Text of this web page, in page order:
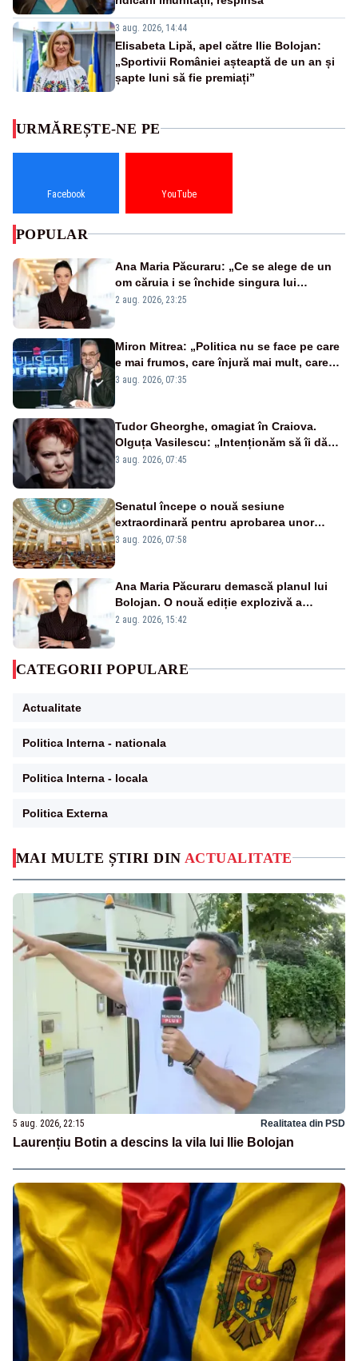
3 aug. 2026, 14:44
Elisabeta Lipă, apel către Ilie Bolojan:
„Sportivii României așteaptă de un an și
șapte luni să fie premiați”
MAI MULTE ȘTIRI DIN ACTUALITATE
5 aug. 2026, 22:15 Realitatea din PSD
Laurențiu Botin a descins la vila lui Ilie Bolojan
URMĂREȘTE-NE PE
Facebook YouTube
POPULAR
Ana Maria Păcuraru: „Ce se alege de un
om căruia i se închide singura lui
portiță?”
2 aug. 2026, 23:25
Miron Mitrea: „Politica nu se face pe care
e mai frumos, care înjură mai mult, care
țipă mai tare, ci pe proiecte”
3 aug. 2026, 07:35
Tudor Gheorghe, omagiat în Craiova.
Olguța Vasilescu: „Intenționăm să îi dăm
numele lui”
3 aug. 2026, 07:45
Senatul începe o nouă sesiune
extraordinară pentru aprobarea unor
jaloane din PNRR
3 aug. 2026, 07:58
Ana Maria Păcuraru demască planul lui
Bolojan. O nouă ediție explozivă a
emisiunii „Miza Zilei” la Realitatea PLUS
2 aug. 2026, 15:42
CATEGORII POPULARE
Actualitate
Politica Interna - nationala
Politica Interna - locala
Politica Externa